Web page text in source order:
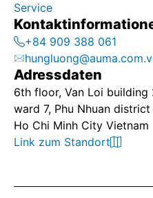
Service
+84 909 388 061
Adressdaten
6th floor, Van Loi
ward 7, Phu Nhuan district
Ho Chi Minh City Vietnam
Link zum Standort